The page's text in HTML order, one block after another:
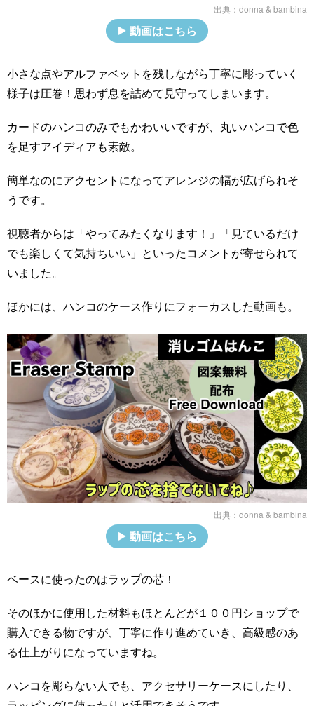
出典： donna & bambina
動画はこちら
小さな点やアルファベットを残しながら丁寧に彫っていく
様子は圧巻！思わず息を詰めて見守ってしまいます。
カードのハンコのみでもかわいいですが、丸いハンコで色
を足すアイディアも素敵。
簡単なのにアクセントになってアレンジの幅が広げられそ
うです。
視聴者からは「やってみたくなります！」「見ているだけ
でも楽しくて気持ちいい」といったコメントが寄せられて
いました。
ほかには、ハンコのケース作りにフォーカスした動画も。
出典： donna & bambina
動画はこちら
ベースに使ったのはラップの芯！
そのほかに使用した材料もほとんどが１００円ショップで
購入できる物ですが、丁寧に作り進めていき、高級感のあ
る仕上がりになっていますね。
ハンコを彫らない人でも、アクセサリーケースにしたり、